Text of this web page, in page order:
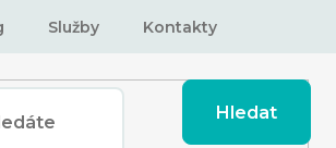
Služby Kontakty
Hledat